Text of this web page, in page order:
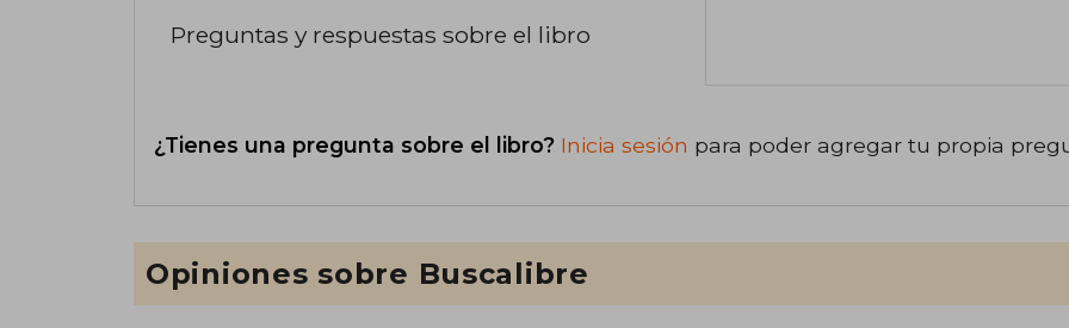
Preguntas y respuestas sobre el libro
¿Tienes una pregunta sobre el libro? Inicia sesión para poder agregar tu propia
Opiniones sobre Buscalibre